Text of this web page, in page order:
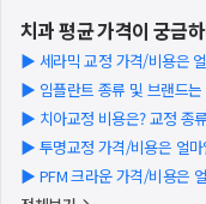
치과평균 가격이 궁금
▶ 세라믹 교정 가격/비용은
▶ 임플란트 종류 및 브랜드
▶ 치아교정 비용은? 교정 종
▶ 투명교정 가격/비용은 얼마
▶ PFM 크라운 가격/비용은